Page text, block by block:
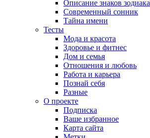
Описание знаков зодиака
Современный сонник
Тайна имени
Тесты
Мода и красота
Здоровье и фитнес
Дом и семья
Отношения и любовь
Работа и карьера
Познай себя
Разные
О проекте
Подписка
Ваше избранное
Карта сайта